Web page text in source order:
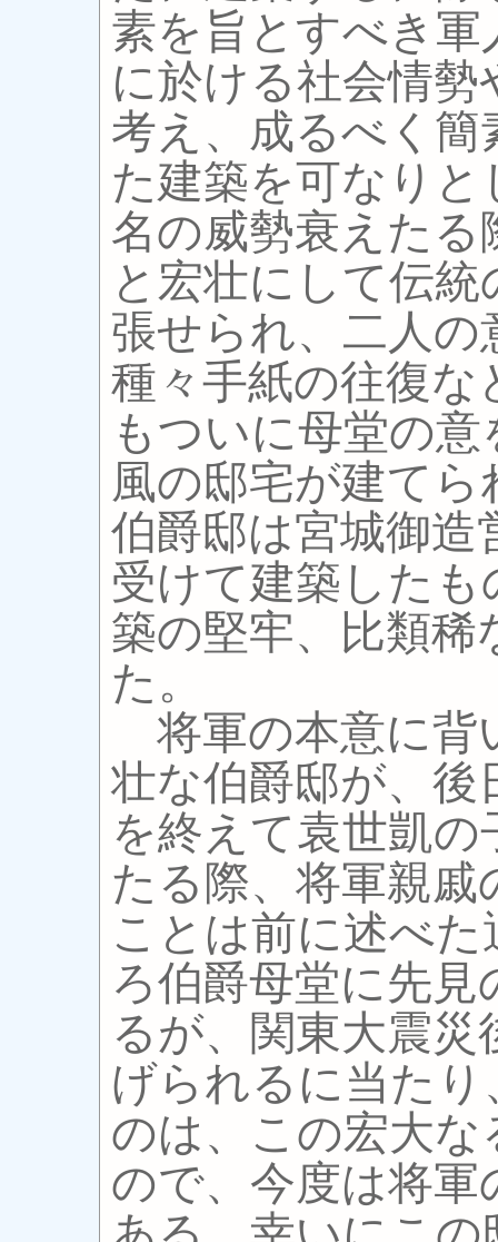
素を旨とすべき
に於ける社会情
考え、成るべく
た建築を可なり
名の威勢衰えた
と宏壮にして伝
張せられ、二人
種々手紙の往復
もついに母堂の
風の邸宅が建て
伯爵邸は宮城御造
受けて建築した
築の堅牢、比類
た。
将軍の本意に背
壮な伯爵邸が、後
を終えて袁世凱
たる際、将軍親
ことは前に述べ
ろ伯爵母堂に先
るが、関東大震
げられるに当た
のは、この宏大
ので、今度は将